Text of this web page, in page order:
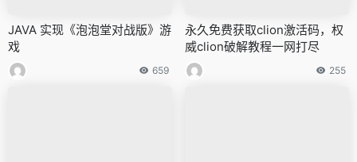
JAVA 实现《泡泡堂对战版》游
戏
659
永久免费获取clion激活码，权
威clion破解教程一网打尽
255